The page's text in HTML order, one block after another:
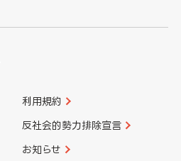
利用規約
反社会的勢力排除宣言
お知らせ